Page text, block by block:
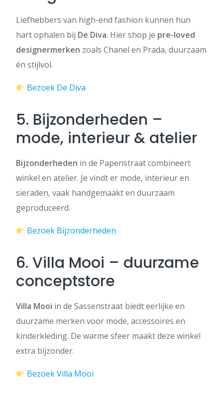
Liefhebbers van high-end fashion kunnen hun
hart ophalen bij De Diva. Hier shop je pre-loved
designermerken zoals Chanel en Prada, duurzaam
én stijlvol.
Bezoek De Diva
5. Bijzonderheden –
mode, interieur & atelier
Bijzonderheden in de Papenstraat combineert
winkel en atelier. Je vindt er mode, interieur en
sieraden, vaak handgemaakt en duurzaam
geproduceerd.
Bezoek Bijzonderheden
6. Villa Mooi – duurzame
conceptstore
Villa Mooi in de Sassenstraat biedt eerlijke en
duurzame merken voor mode, accessoires en
kinderkleding. De warme sfeer maakt deze winkel
extra bijzonder.
Bezoek Villa Mooi